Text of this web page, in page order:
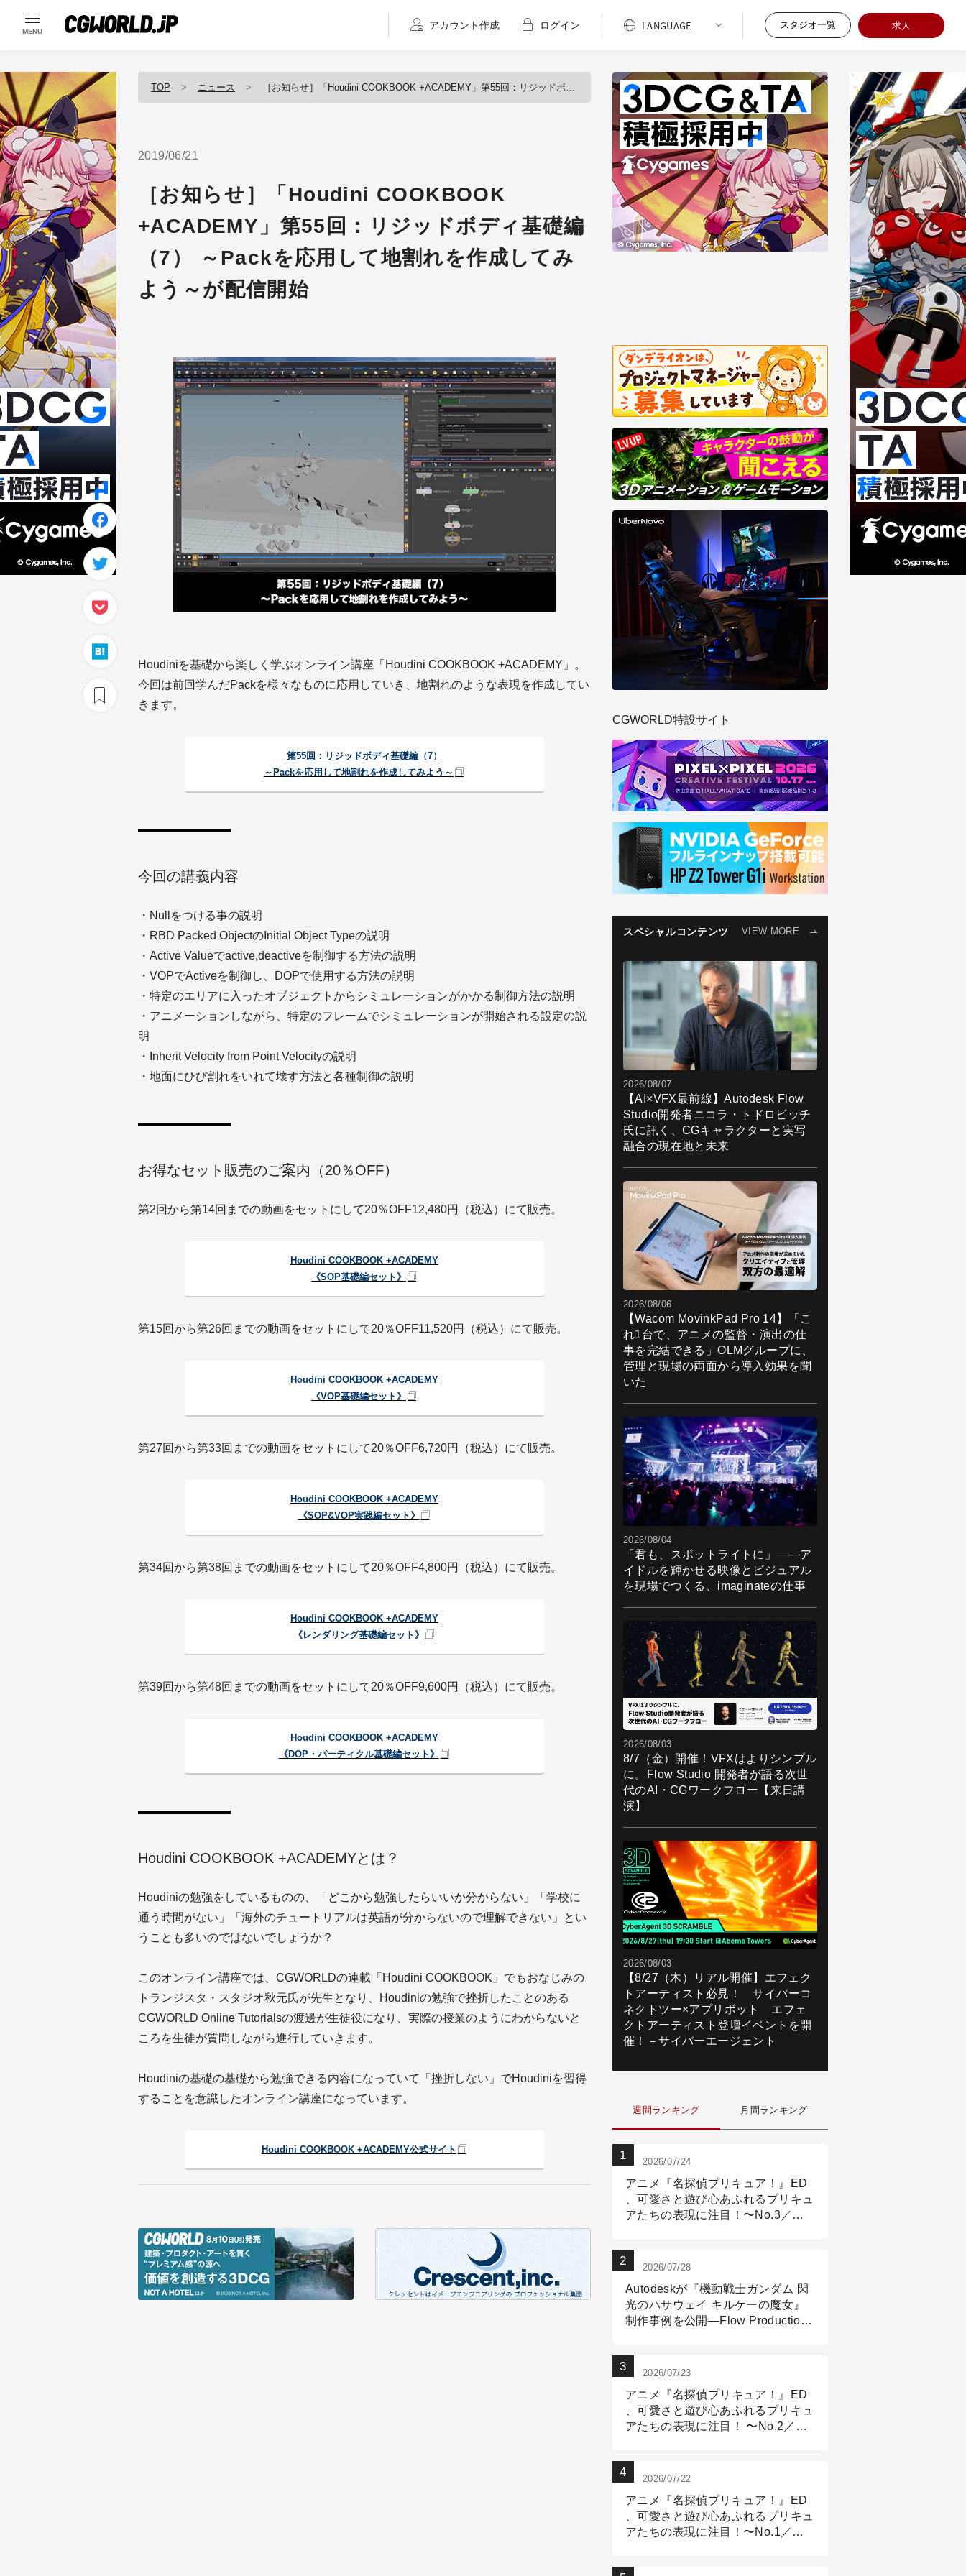
MENU
アカウント作成 ログイン スタジオ一覧 求人
TOP ニュース ［お知らせ］「Houdini COOKBOOK +ACADEMY」第55回：リジッドボディ基礎編（7） ～Packを応用して地割れを作成してみよう～が配信開始
2019/06/21
［お知らせ］「Houdini COOKBOOK
+ACADEMY」第55回：リジッドボディ基礎編
（7） ～Packを応用して地割れを作成してみ
よう～が配信開始
Houdiniを基礎から楽しく学ぶオンライン講座「Houdini COOKBOOK +ACADEMY」。
今回は前回学んだPackを様々なものに応用していき、地割れのような表現を作成してい
きます。
第55回：リジッドボディ基礎編（7）
～Packを応用して地割れを作成してみよう～
今回の講義内容
・Nullをつける事の説明
・RBD Packed ObjectのInitial Object Typeの説明
・Active Valueでactive,deactiveを制御する方法の説明
・VOPでActiveを制御し、DOPで使用する方法の説明
・特定のエリアに入ったオブジェクトからシミュレーションがかかる制御方法の説明
・アニメーションしながら、特定のフレームでシミュレーションが開始される設定の説
明
・Inherit Velocity from Point Velocityの説明
・地面にひび割れをいれて壊す方法と各種制御の説明
お得なセット販売のご案内（20％OFF）
第2回から第14回までの動画をセットにして20％OFF12,480円（税込）にて販売。
Houdini COOKBOOK +ACADEMY
《SOP基礎編セット》
第15回から第26回までの動画をセットにして20％OFF11,520円（税込）にて販売。
Houdini COOKBOOK +ACADEMY
《VOP基礎編セット》
第27回から第33回までの動画をセットにして20％OFF6,720円（税込）にて販売。
Houdini COOKBOOK +ACADEMY
《SOP&VOP実践編セット》
第34回から第38回までの動画をセットにして20％OFF4,800円（税込）にて販売。
Houdini COOKBOOK +ACADEMY
《レンダリング基礎編セット》
第39回から第48回までの動画をセットにして20％OFF9,600円（税込）にて販売。
Houdini COOKBOOK +ACADEMY
《DOP・パーティクル基礎編セット》
Houdini COOKBOOK +ACADEMYとは？
Houdiniの勉強をしているものの、「どこから勉強したらいいか分からない」「学校に
通う時間がない」「海外のチュートリアルは英語が分からないので理解できない」とい
うことも多いのではないでしょうか？
このオンライン講座では、CGWORLDの連載「Houdini COOKBOOK」でもおなじみの
トランジスタ・スタジオ秋元氏が先生となり、Houdiniの勉強で挫折したことのある
CGWORLD Online Tutorialsの渡邊が生徒役になり、実際の授業のようにわからないと
ころを生徒が質問しながら進行していきます。
Houdiniの基礎の基礎から勉強できる内容になっていて「挫折しない」でHoudiniを習得
することを意識したオンライン講座になっています。
Houdini COOKBOOK +ACADEMY公式サイト
CGWORLD特設サイト
スペシャルコンテンツ VIEW MORE
2026/08/07
【AI×VFX最前線】Autodesk Flow
Studio開発者ニコラ・トドロビッチ
氏に訊く、CGキャラクターと実写
融合の現在地と未来
2026/08/06
【Wacom MovinkPad Pro 14】「こ
れ1台で、アニメの監督・演出の仕
事を完結できる」OLMグループに、
管理と現場の両面から導入効果を聞
いた
2026/08/04
「君も、スポットライトに」――ア
イドルを輝かせる映像とビジュアル
を現場でつくる、imaginateの仕事
2026/08/03
8/7（金）開催！VFXはよりシンプル
に。Flow Studio 開発者が語る次世
代のAI・CGワークフロー【来日講
演】
2026/08/03
【8/27（木）リアル開催】エフェク
トアーティスト必見！ サイバーコ
ネクトツー×アプリボット エフェ
クトアーティスト登壇イベントを開
催！－サイバーエージェント
週間ランキング 月間ランキング
2026/07/24
アニメ『名探偵プリキュア！』ED
、可愛さと遊び心あふれるプリキュ
アたちの表現に注目！〜No.3／ア
2026/07/28
Autodeskが『機動戦士ガンダム 閃
光のハサウェイ キルケーの魔女』
制作事例を公開―Flow Production
2026/07/23
アニメ『名探偵プリキュア！』ED
、可愛さと遊び心あふれるプリキュ
アたちの表現に注目！ 〜No.2／モ
2026/07/22
アニメ『名探偵プリキュア！』ED
、可愛さと遊び心あふれるプリキュ
アたちの表現に注目！〜No.1／演